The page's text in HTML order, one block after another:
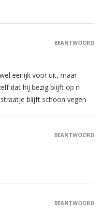
eerlijk voor uit, maar
dat hij bezig blijft op n
blijft schoon vegen
BEANTWOORD
BEANTWOORD
BEANTWOORD